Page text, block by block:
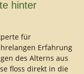
hinter
für
Erfahrung
des Alterns aus
floss direkt in die